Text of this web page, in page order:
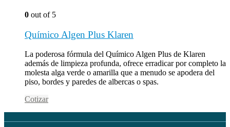
0 out of 5
Químico Algen Plus Klaren
La poderosa fórmula del Químico Algen Plus de Klaren
además de limpieza profunda, ofrece erradicar por completo la
molesta alga verde o amarilla que a menudo se apodera del
piso, bordes y paredes de albercas o spas.
Cotizar